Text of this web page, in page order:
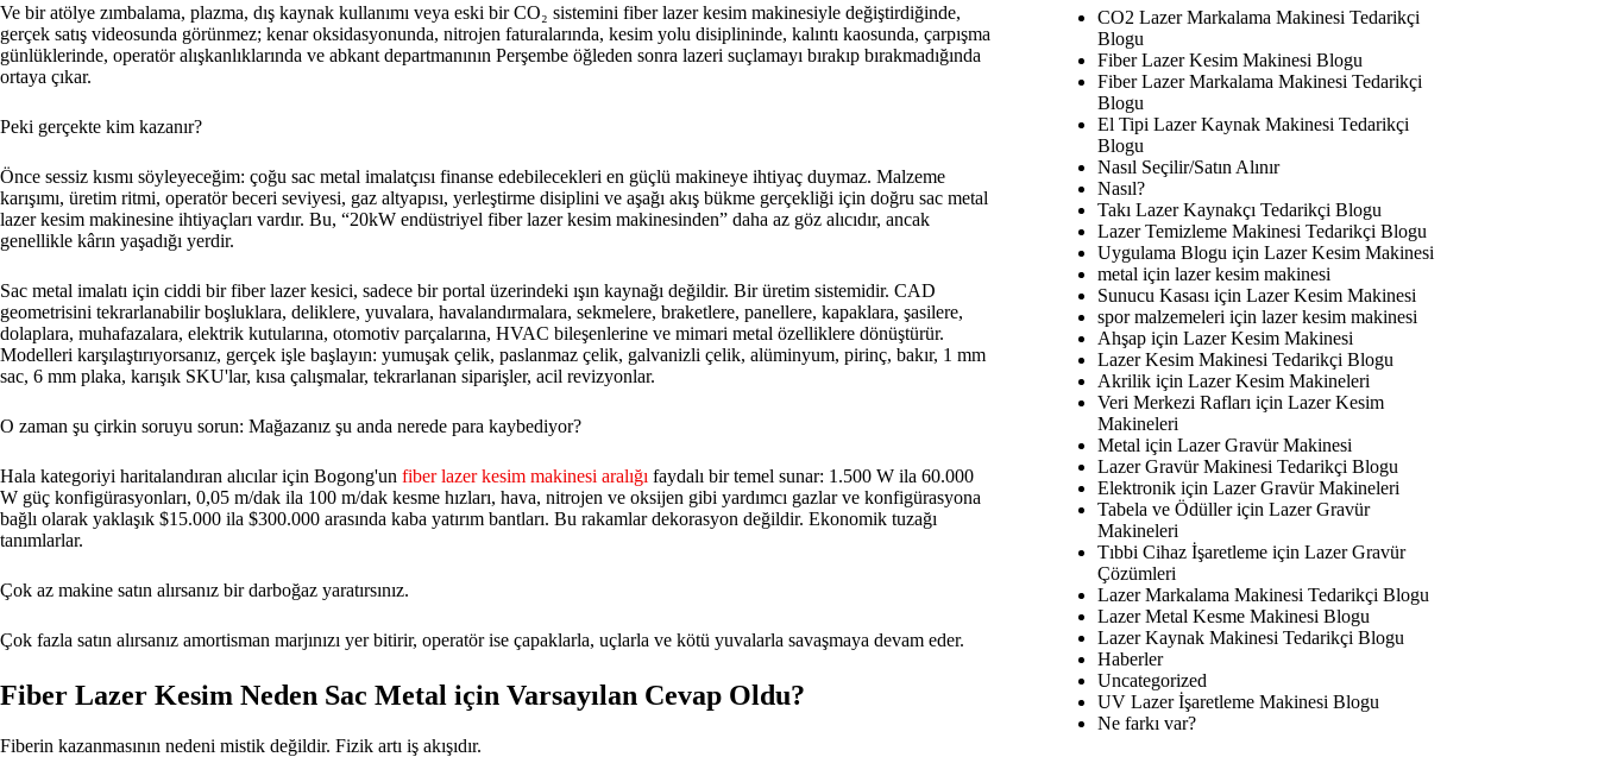
Ve bir atölye zımbalama, plazma, dış kaynak kullanımı veya eski bir CO₂ sistemini fiber lazer kesim makinesiyle değiştirdiğinde,
gerçek satış videosunda görünmez; kenar oksidasyonunda, nitrojen faturalarında, kesim yolu disiplininde, kalıntı kaosunda, çarpışma
günlüklerinde, operatör alışkanlıklarında ve abkant departmanının Perşembe öğleden sonra lazeri suçlamayı bırakıp bırakmadığında
ortaya çıkar.
Peki gerçekte kim kazanır?
Önce sessiz kısmı söyleyeceğim: çoğu sac metal imalatçısı finanse edebilecekleri en güçlü makineye ihtiyaç duymaz. Malzeme
karışımı, üretim ritmi, operatör beceri seviyesi, gaz altyapısı, yerleştirme disiplini ve aşağı akış bükme gerçekliği için doğru sac metal
lazer kesim makinesine ihtiyaçları vardır. Bu, “20kW endüstriyel fiber lazer kesim makinesinden” daha az göz alıcıdır, ancak
genellikle kârın yaşadığı yerdir.
Sac metal imalatı için ciddi bir fiber lazer kesici, sadece bir portal üzerindeki ışın kaynağı değildir. Bir üretim sistemidir. CAD
geometrisini tekrarlanabilir boşluklara, deliklere, yuvalara, havalandırmalara, sekmelere, braketlere, panellere, kapaklara, şasilere,
dolaplara, muhafazalara, elektrik kutularına, otomotiv parçalarına, HVAC bileşenlerine ve mimari metal özelliklere dönüştürür.
Modelleri karşılaştırıyorsanız, gerçek işle başlayın: yumuşak çelik, paslanmaz çelik, galvanizli çelik, alüminyum, pirinç, bakır, 1 mm
sac, 6 mm plaka, karışık SKU'lar, kısa çalışmalar, tekrarlanan siparişler, acil revizyonlar.
O zaman şu çirkin soruyu sorun: Mağazanız şu anda nerede para kaybediyor?
Hala kategoriyi haritalandıran alıcılar için Bogong'un fiber lazer kesim makinesi aralığı faydalı bir temel sunar: 1.500 W ila 60.000
W güç konfigürasyonları, 0,05 m/dak ila 100 m/dak kesme hızları, hava, nitrojen ve oksijen gibi yardımcı gazlar ve konfigürasyona
bağlı olarak yaklaşık $15.000 ila $300.000 arasında kaba yatırım bantları. Bu rakamlar dekorasyon değildir. Ekonomik tuzağı
tanımlarlar.
Çok az makine satın alırsanız bir darboğaz yaratırsınız.
Çok fazla satın alırsanız amortisman marjınızı yer bitirir, operatör ise çapaklarla, uçlarla ve kötü yuvalarla savaşmaya devam eder.
Fiber Lazer Kesim Neden Sac Metal için Varsayılan Cevap Oldu?
Fiberin kazanmasının nedeni mistik değildir. Fizik artı iş akışıdır.
CO2 Lazer Markalama Makinesi Tedarikçi
Blogu
Fiber Lazer Kesim Makinesi Blogu
Fiber Lazer Markalama Makinesi Tedarikçi
Blogu
El Tipi Lazer Kaynak Makinesi Tedarikçi
Blogu
Nasıl Seçilir/Satın Alınır
Nasıl?
Takı Lazer Kaynakçı Tedarikçi Blogu
Lazer Temizleme Makinesi Tedarikçi Blogu
Uygulama Blogu için Lazer Kesim Makinesi
metal için lazer kesim makinesi
Sunucu Kasası için Lazer Kesim Makinesi
spor malzemeleri için lazer kesim makinesi
Ahşap için Lazer Kesim Makinesi
Lazer Kesim Makinesi Tedarikçi Blogu
Akrilik için Lazer Kesim Makineleri
Veri Merkezi Rafları için Lazer Kesim
Makineleri
Metal için Lazer Gravür Makinesi
Lazer Gravür Makinesi Tedarikçi Blogu
Elektronik için Lazer Gravür Makineleri
Tabela ve Ödüller için Lazer Gravür
Makineleri
Tıbbi Cihaz İşaretleme için Lazer Gravür
Çözümleri
Lazer Markalama Makinesi Tedarikçi Blogu
Lazer Metal Kesme Makinesi Blogu
Lazer Kaynak Makinesi Tedarikçi Blogu
Haberler
Uncategorized
UV Lazer İşaretleme Makinesi Blogu
Ne farkı var?